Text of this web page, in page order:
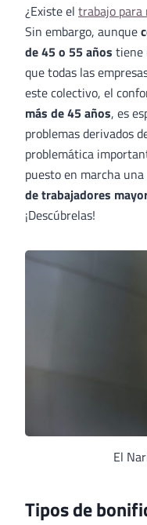
¿Existe el trabajo para
Sin embargo, aunque
de 45 o 55 años tiene
que todas las
este colectivo, el
más de 45 años, es
problemas derivados
problemática
puesto en marcha
de trabajadores
¡Descúbrelas!
El
Tipos de